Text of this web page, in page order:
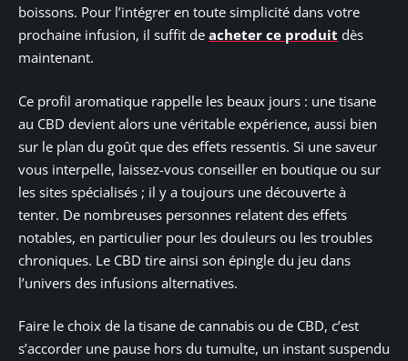
boissons. Pour l’intégrer en toute simplicité dans votre
prochaine infusion, il suffit de acheter ce produit dès
maintenant.
Ce profil aromatique rappelle les beaux jours : une tisane
au CBD devient alors une véritable expérience, aussi bien
sur le plan du goût que des effets ressentis. Si une saveur
vous interpelle, laissez-vous conseiller en boutique ou sur
les sites spécialisés ; il y a toujours une découverte à
tenter. De nombreuses personnes relatent des effets
notables, en particulier pour les douleurs ou les troubles
chroniques. Le CBD tire ainsi son épingle du jeu dans
l’univers des infusions alternatives.
Faire le choix de la tisane de cannabis ou de CBD, c’est
s’accorder une pause hors du tumulte, un instant suspendu